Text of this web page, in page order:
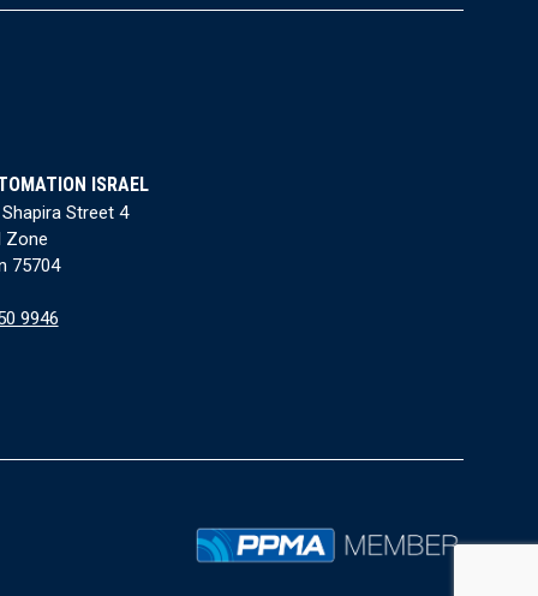
ISRAEL
Street 4
Zone
75704
9946